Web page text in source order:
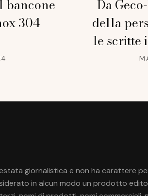
bancone
304
Da
della
le scritte
giornalistica e non ha carattere
in alcun modo un prodotto